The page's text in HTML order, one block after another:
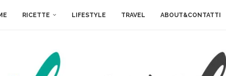
RICETTE LIFESTYLE TRAVEL ABOUT&CONTATTI